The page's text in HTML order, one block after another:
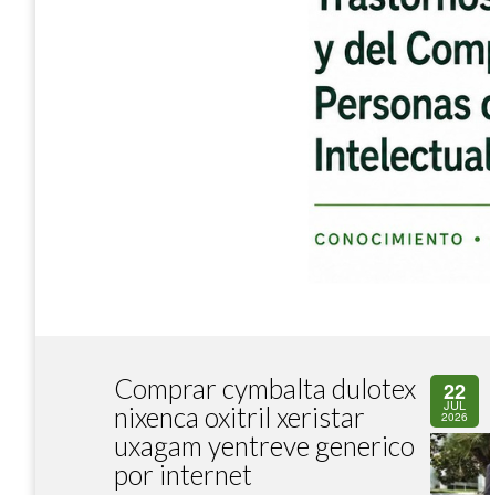
Comprar cymbalta dulotex
nixenca oxitril xeristar
uxagam yentreve generico
por internet
22
JUL
2026